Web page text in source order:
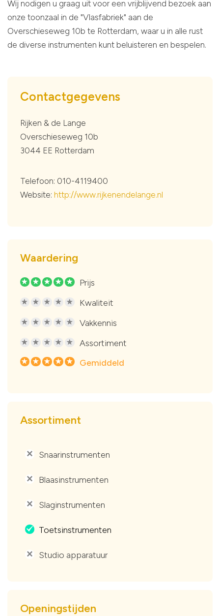
Wij nodigen u graag uit voor een vrijblijvend bezoek aan
onze toonzaal in de "Vlasfabriek" aan de
Overschieseweg 10b te Rotterdam, waar u in alle rust
de diverse instrumenten kunt beluisteren en bespelen.
Contactgegevens
Rijken & de Lange
Overschieseweg 10b
3044 EE Rotterdam
Telefoon: 010-4119400
Website: http://www.rijkenendelange.nl
Waardering
R R R R R Prijs
R R R R R Kwaliteit
R R R R R Vakkennis
R R R R R Assortiment
R R R R R Gemiddeld
Assortiment
' Snaarinstrumenten
' Blaasinstrumenten
' Slaginstrumenten
. Toetsinstrumenten
' Studio apparatuur
Openingstijden